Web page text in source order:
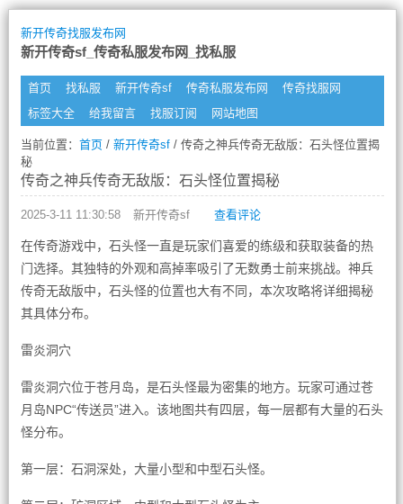
新开传奇找服发布网
新开传奇sf_传奇私服发布网_找私服
首页 找私服 新开传奇sf 传奇私服发布网
传奇找服网
标签大全
给我留言 找服订阅 网站地图
当前位置： 首页/ 新开传奇sf/ 传奇之神兵传奇无敌版：石头怪位置揭
秘
传奇之神兵传奇无敌版：石头怪位置揭秘
2025-3-11 11:30:58 新开传奇sf 查看评论
在传奇游戏中，石头怪一直是玩家们喜爱的练级和获取装备的热
门选择。其独特的外观和高掉率吸引了无数勇士前来挑战。神兵
传奇无敌版中，石头怪的位置也大有不同，本次攻略将详细揭秘
其具体分布。
雷炎洞穴
雷炎洞穴位于苍月岛，是石头怪最为密集的地方。玩家可通过苍
月岛NPC“传送员”进入。该地图共有四层，每一层都有大量的石头
怪分布。
第一层：石洞深处，大量小型和中型石头怪。